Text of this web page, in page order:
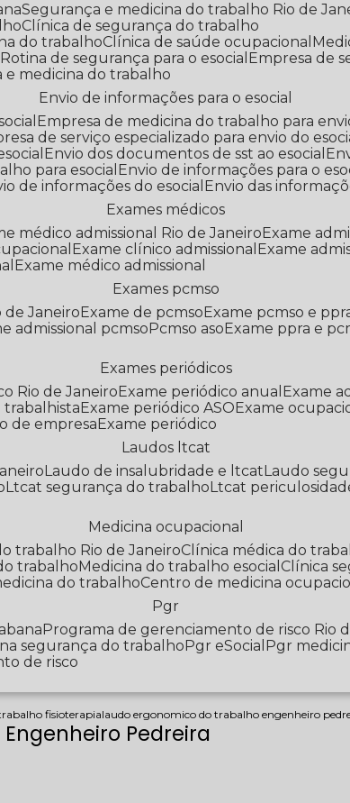
Segurança e medicina do trabalho Rio de
Clínica de segurança do trabalho
do trabalho
Clínica de saúde ocupacional
Rotina de segurança para o esocial
Empresa de
e medicina do trabalho
Envio de informações para o esocial
Empresa de medicina do trabalho para
de serviço especializado para envio do
Envio dos documentos de sst ao esocial
para esocial
Envio de informações para o
de informações do esocial
Envio das
Exames médicos
médico admissional Rio de Janeiro Exame
Exame clínico admissional
Exame
Exame médico admissional
Exames pcmso
de Janeiro Exame de pcmso Exame pcmso e
admissional pcmso Pcmso aso Exame ppra e
Exames periódicos
Rio de Janeiro Exame periódico anual
Exame
trabalhista Exame periódico ASO Exame
de empresa
Exame periódico
Laudos ltcat
Laudo de insalubridade e ltcat Laudo
Ltcat segurança do trabalho Ltcat
Medicina ocupacional
trabalho Rio de Janeiro Clínica médica do
trabalho Medicina do trabalho esocial
Clínica
do trabalho Centro de medicina
Pgr
Programa de gerenciamento de risco Rio
na segurança do trabalho Pgr eSocial Pgr
de risco
fisioterapialaudo ergonomico do trabalho engenheiro
Pedreira